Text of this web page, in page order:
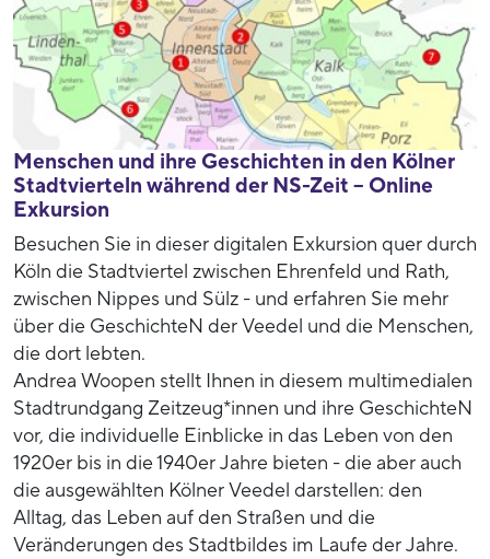
Menschen und ihre Geschichten in den Kölner
Stadtvierteln während der NS-Zeit – Online
Exkursion
Besuchen Sie in dieser digitalen Exkursion quer durch
Köln die Stadtviertel zwischen Ehrenfeld und Rath,
zwischen Nippes und Sülz - und erfahren Sie mehr
über die GeschichteN der Veedel und die Menschen,
die dort lebten.
Andrea Woopen stellt Ihnen in diesem multimedialen
Stadtrundgang Zeitzeug*innen und ihre GeschichteN
vor, die individuelle Einblicke in das Leben von den
1920er bis in die 1940er Jahre bieten - die aber auch
die ausgewählten Kölner Veedel darstellen: den
Alltag, das Leben auf den Straßen und die
Veränderungen des Stadtbildes im Laufe der Jahre.